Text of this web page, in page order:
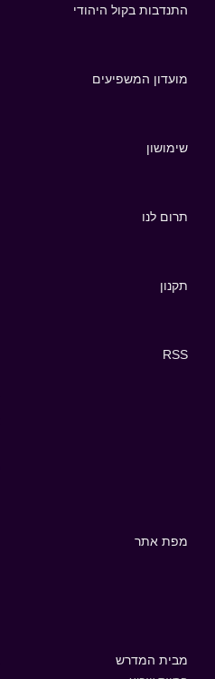
התנדבות בקול היהודי
מועדון המשפיעים
שימושון
תרום לנו
תקנון
RSS
מפת אתר
מבית המדרש